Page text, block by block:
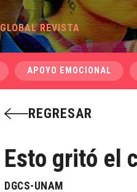
GLOBAL REVISTA
APOYO EMOCIONAL
REGRESAR
Esto gritó el
DGCS-UNAM